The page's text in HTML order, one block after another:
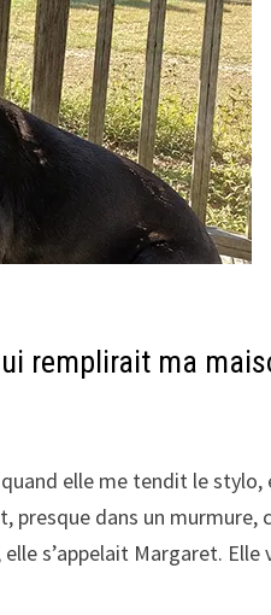
remplirait ma
elle me tendit le stylo,
presque dans un murmure,
s’appelait Margaret. Elle